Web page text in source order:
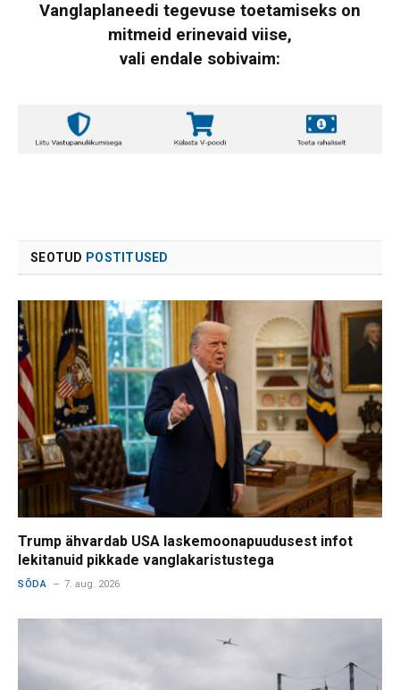
Vanglaplaneedi tegevuse toetamiseks on
mitmeid erinevaid viise,
vali endale sobivaim:
SEOTUD POSTITUSED
Trump ähvardab USA laskemoonapuudusest infot
lekitanuid pikkade vanglakaristustega
SÕDA 7. aug. 2026